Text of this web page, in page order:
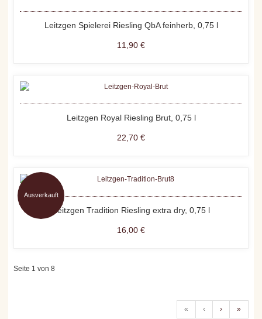
Leitzgen Spielerei Riesling QbA feinherb, 0,75 l
11,90 €
Leitzgen Royal Riesling Brut, 0,75 l
22,70 €
Ausverkauft
Leitzgen Tradition Riesling extra dry, 0,75 l
16,00 €
Seite 1 von 8
« ‹ › »